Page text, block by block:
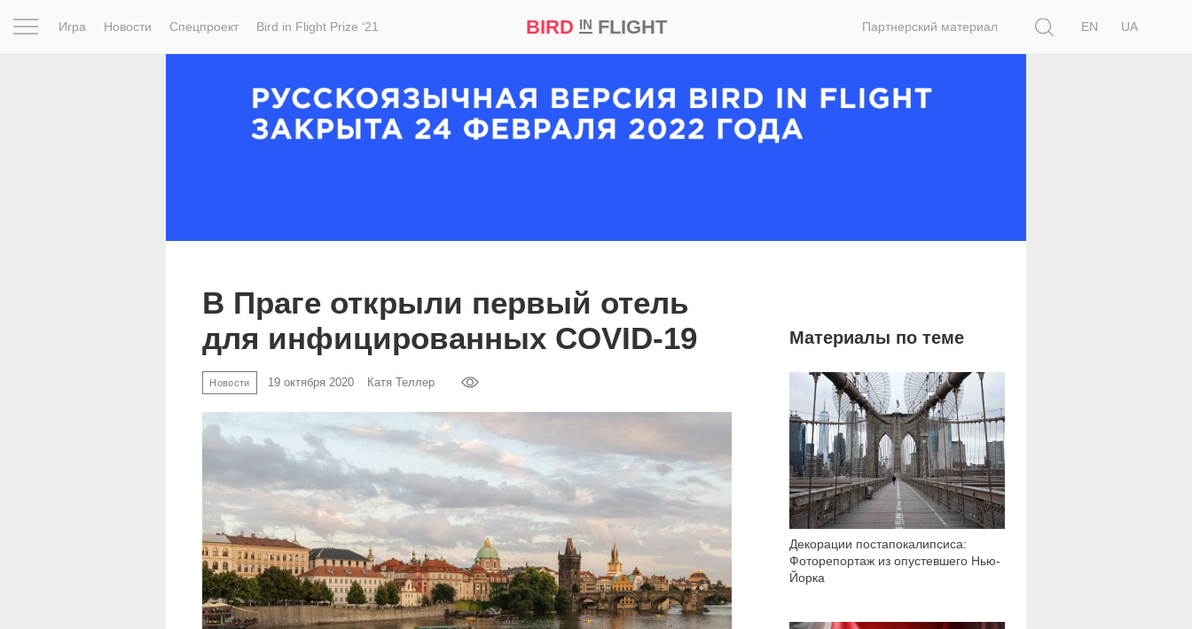
Игра Новости Спецпроект Bird in Flight Prize ‘21 BIRD INFLIGHT Партнерский материал
EN
UA
В Праге открыли первый отель
для инфицированных COVID-19
Новости 19 октября 2020 Катя Теллер
Материалы по теме
Декорации постапокалипсиса:
Фоторепортаж из опустевшего Нью-
Йорка
4 357